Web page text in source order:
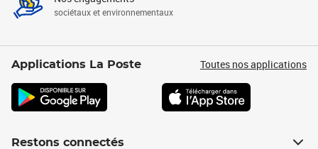
sociétaux et environnementaux
Applications La Poste Toutes nos applications
Restons connectés